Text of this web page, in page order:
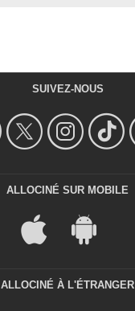
SUIVEZ-NOUS
ALLOCINÉ SUR MOBILE
ALLOCINÉ À L'ÉTRANGER